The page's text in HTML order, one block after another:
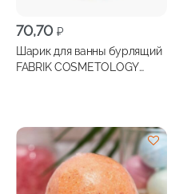
70,70 ₽
Шарик для ванны бурлящий
FABRIK COSMETOLOGY